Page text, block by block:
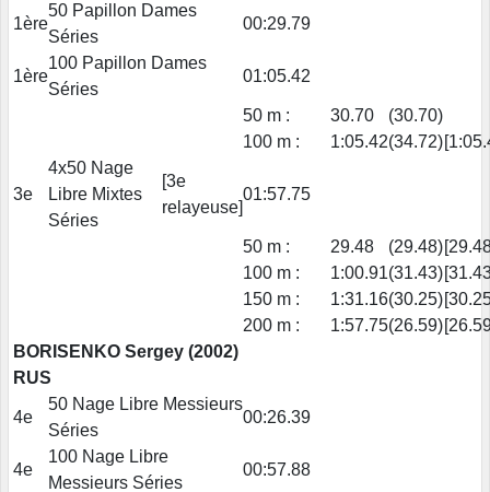
1ère
50 Papillon Dames
Séries
00:29.79
1ère
100 Papillon Dames
Séries
01:05.42
50 m : 30.70
(30.70)
100 m :
1:05.42(34.72)
3e
4x50 Nage
Libre Mixtes
Séries
[3e
relayeuse]
01:57.75
50 m : 29.48 (29.48)
100 m :
1:00.91(31.43)
150 m :
1:31.16(30.25)
200 m :
1:57.75(26.59)
BORISENKO Sergey (2002)
RUS
4e
50 Nage Libre Messieurs
Séries
00:26.39
4e
100 Nage Libre
Messieurs Séries
00:57.88